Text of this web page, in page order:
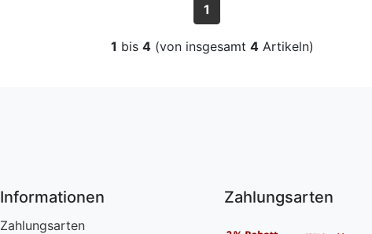
1
1 bis 4 (von insgesamt 4 Artikeln)
Informationen
Zahlungsarten
Zahlungsarten